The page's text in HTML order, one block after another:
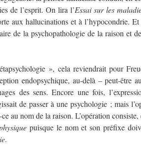
de l’esprit. On lira l’Essai sur les
aux hallucinations et à l’hypocondrie.
de la psychopathologie de la raison et
», cela reviendrait pour
endopsychique, au-delà – peut-être
des sens. Encore une fois,
de passer à une psychologie ; mais
au nom de la raison. L’opération
puisque le nom et son préfixe
.